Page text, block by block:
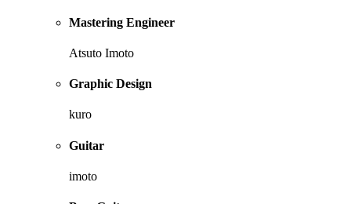
Mastering Engineer
Atsuto Imoto
Graphic Design
kuro
Guitar
imoto